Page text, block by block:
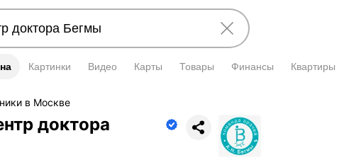
Картинки Видео Карты Товары Финансы Квартиры
в Москве
доктораподтверждена владельцем.